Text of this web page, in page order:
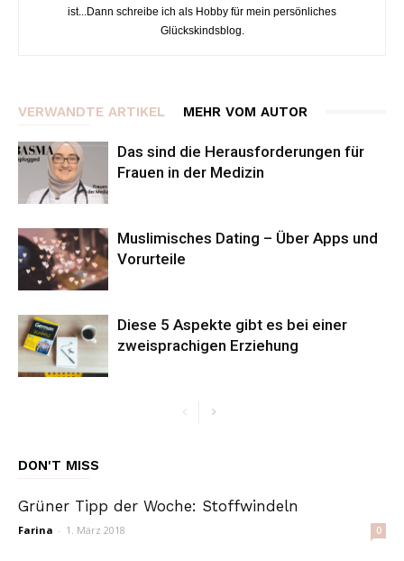
ist...Dann schreibe ich als Hobby für mein persönliches
Glückskindsblog.
VERWANDTE ARTIKEL MEHR VOM AUTOR
Das sind die Herausforderungen für
Frauen in der Medizin
Muslimisches Dating – Über Apps und
Vorurteile
Diese 5 Aspekte gibt es bei einer
zweisprachigen Erziehung
DON'T MISS
Grüner Tipp der Woche: Stoffwindeln
Farina - 1. März 2018 0